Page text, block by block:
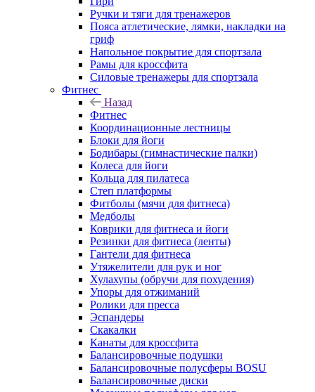
Ручки и тяги для тренажеров
Пояса атлетические, лямки, накладки на
гриф
Напольное покрытие для спортзала
Рамы для кроссфита
Силовые тренажеры для спортзала
Фитнес
Назад
Фитнес
Координационные лестницы
Блоки для йоги
Бодибары (гимнастические палки)
Колеса для йоги
Кольца для пилатеса
Степ платформы
Фитболы (мячи для фитнеса)
Медболы
Коврики для фитнеса и йоги
Резинки для фитнеса (ленты)
Гантели для фитнеса
Утяжелители для рук и ног
Хулахупы (обручи для похудения)
Упоры для отжиманий
Ролики для пресса
Эспандеры
Скакалки
Канаты для кроссфита
Балансировочные подушки
Балансировочные полусферы BOSU
Балансировочные диски